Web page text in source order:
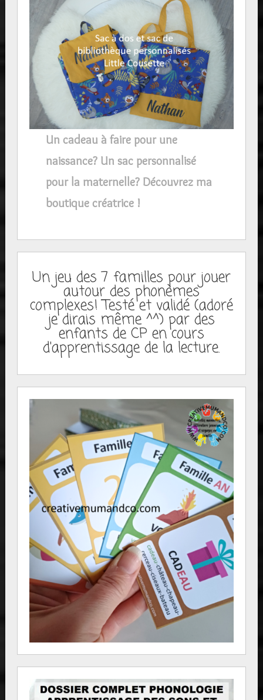
Un cadeau à faire pour une
naissance? Un sac personnalisé
pour la maternelle? Découvrez ma
boutique créatrice !
Un jeu des 7 familles pour jouer
autour des phonèmes
complexes! Testé et validé (adoré
je dirais même ^^) par des
enfants de CP en cours
d'apprentissage de la lecture.